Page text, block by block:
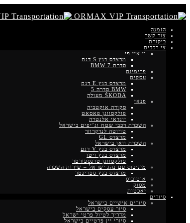
הזמנה
צור קשר
ביקורת
צי רכבים
וי איי פי
מרצדס בנץ S דגם
סדרת BMW 7
פרימיום
עסקים
מרצדס בנץ E דגם
BMW סדרה 5
ŠKODA מעולה
פנאי
סקודה אוקטביה
פולקסווגן פאסאט
יונדאי אלנטרה
השכרת רכבי שטח וג’יפים בישראל
טויוטה לנדקרוזר
מרצדס GL
השכרת וואן בישראל
מרצדס בנץ V דגם
מרצדס בנץ ויטו
פולקסווגן טרנספורטר
מיניבוס עם נהג ישראל – שירות השכרה
מרצדס בנץ ספרינטר
אוטובוס
מסוק
יאכטות
סיורים
סיורים אישיים בישראל
סיור עסקים בישראל
מדריך לטיול פרטי ישראל
סיורי יין פרטיים בישראל